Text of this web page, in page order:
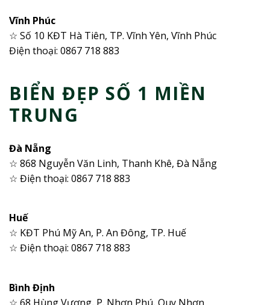
Vĩnh Phúc
☆ Số 10 KĐT Hà Tiên, TP. Vĩnh Yên, Vĩnh Phúc
Điện thoại: 0867 718 883
BIỂN ĐẸP SỐ 1 MIỀN
TRUNG
Đà Nẵng
☆ 868 Nguyễn Văn Linh, Thanh Khê, Đà Nẵng
☆ Điện thoại: 0867 718 883
Huế
☆ KĐT Phú Mỹ An, P. An Đông, TP. Huế
☆ Điện thoại: 0867 718 883
Bình Định
☆ 68 Hùng Vương, P. Nhơn Phú, Quy Nhơn